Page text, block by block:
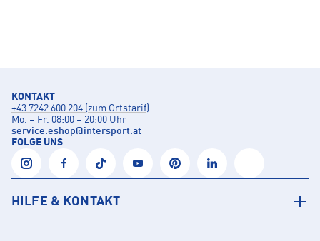
KONTAKT
+43 7242 600 204 (zum Ortstarif)
Mo. – Fr. 08:00 – 20:00 Uhr
service.eshop@intersport.at
FOLGE UNS
HILFE & KONTAKT